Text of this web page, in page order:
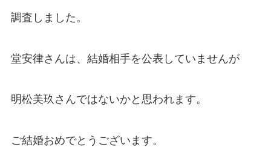
調査しました。
堂安律さんは、結婚相手を公表していませんが
明松美玖さんではないかと思われます。
ご結婚おめでとうございます。